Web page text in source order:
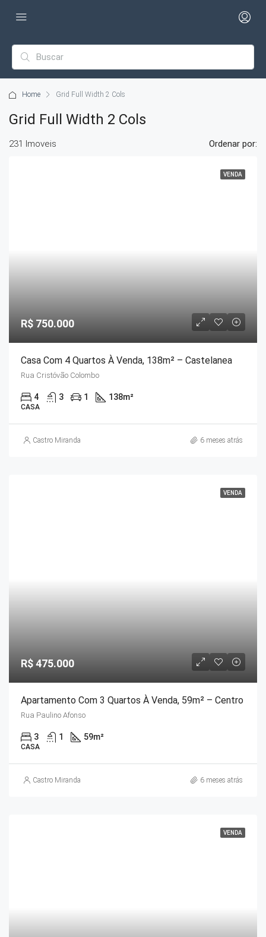
Home Grid Full Width 2 Cols
Grid Full Width 2 Cols
231 Imoveis Ordenar por:
VENDA
R$ 750.000
Casa Com 4 Quartos À Venda, 138m² – Castelanea
Rua Cristóvão Colombo
4 3 1 138m²
CASA
Castro Miranda 6 meses atrás
VENDA
R$ 475.000
Apartamento Com 3 Quartos À Venda, 59m² – Centro
Rua Paulino Afonso
3 1 59m²
CASA
Castro Miranda 6 meses atrás
VENDA